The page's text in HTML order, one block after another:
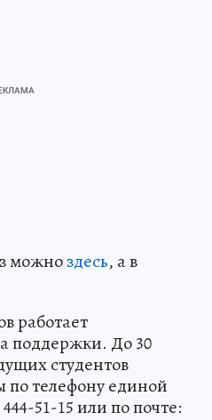
можноздесь, а в
работает
поддержки. До 30
студентов
по телефону единой
51-15 или по почте: